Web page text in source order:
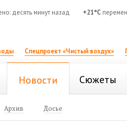
десять минут назад +21°C
Спецпроект «Чистый воздух»
Новости Сюжеты
Архив Досье